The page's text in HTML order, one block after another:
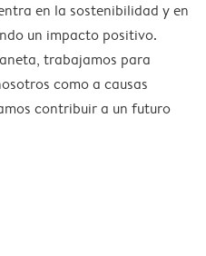
en la sostenibilidad y en
un impacto positivo.
trabajamos para
como a causas
contribuir a un futuro